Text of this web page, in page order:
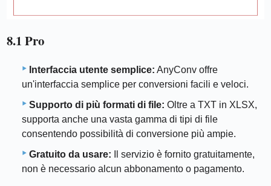
8.1 Pro
Interfaccia utente semplice: AnyConv offre
un'interfaccia semplice per conversioni facili e veloci.
Supporto di più formati di file: Oltre a TXT in XLSX,
supporta anche una vasta gamma di tipi di file
consentendo possibilità di conversione più ampie.
Gratuito da usare: Il servizio è fornito gratuitamente,
non è necessario alcun abbonamento o pagamento.